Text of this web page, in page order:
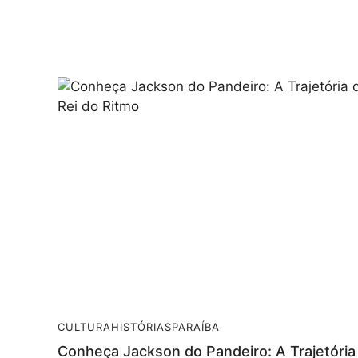
CULTURAHISTÓRIASPARAÍBA
Conheça Jackson do Pandeiro: A Trajetória